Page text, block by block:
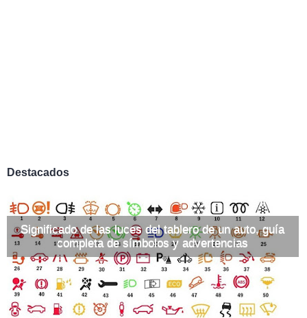
Destacados
Significado de las luces del tablero de un auto, guía
completa de símbolos y advertencias